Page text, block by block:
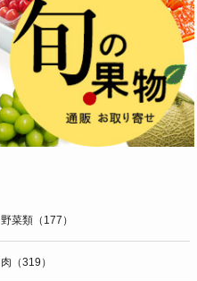
野菜類（177）
肉（319）